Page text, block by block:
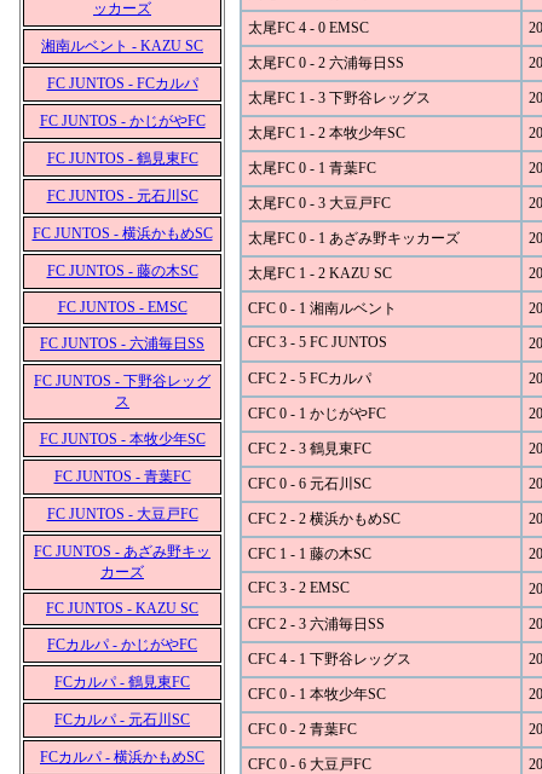
ッカーズ
湘南ルベント - KAZU SC
FC JUNTOS - FCカルパ
FC JUNTOS - かじがやFC
FC JUNTOS - 鶴見東FC
FC JUNTOS - 元石川SC
FC JUNTOS - 横浜かもめSC
FC JUNTOS - 藤の木SC
FC JUNTOS - EMSC
FC JUNTOS - 六浦毎日SS
FC JUNTOS - 下野谷レッグ
ス
FC JUNTOS - 本牧少年SC
FC JUNTOS - 青葉FC
FC JUNTOS - 大豆戸FC
FC JUNTOS - あざみ野キッ
カーズ
FC JUNTOS - KAZU SC
FCカルパ - かじがやFC
FCカルパ - 鶴見東FC
FCカルパ - 元石川SC
FCカルパ - 横浜かもめSC
太尾FC 4 - 0 EMSC
太尾FC 0 - 2 六浦毎日SS
太尾FC 1 - 3 下野谷レッグス
太尾FC 1 - 2 本牧少年SC
太尾FC 0 - 1 青葉FC
太尾FC 0 - 3 大豆戸FC
太尾FC 0 - 1 あざみ野キッカーズ
太尾FC 1 - 2 KAZU SC
CFC 0 - 1 湘南ルベント
CFC 3 - 5 FC JUNTOS
CFC 2 - 5 FCカルパ
CFC 0 - 1 かじがやFC
CFC 2 - 3 鶴見東FC
CFC 0 - 6 元石川SC
CFC 2 - 2 横浜かもめSC
CFC 1 - 1 藤の木SC
CFC 3 - 2 EMSC
CFC 2 - 3 六浦毎日SS
CFC 4 - 1 下野谷レッグス
CFC 0 - 1 本牧少年SC
CFC 0 - 2 青葉FC
CFC 0 - 6 大豆戸FC